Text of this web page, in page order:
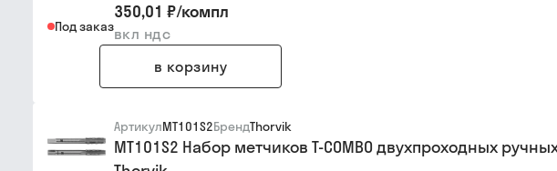
Под заказ
350,01 ₽/компл
вкл ндс
в корзину
АртикулMT101S2БрендThorvik
MT101S2 Набор метчиков T-COMBO двухпроходных